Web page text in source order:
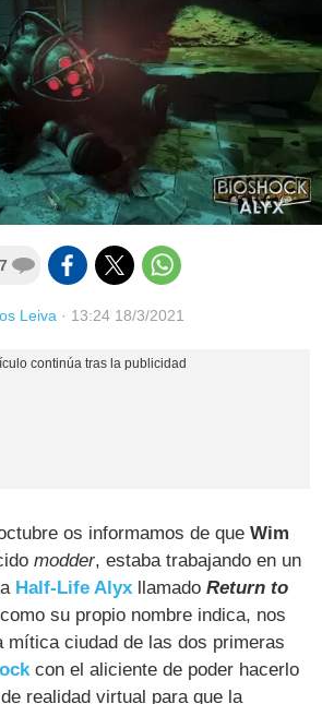
7
Leiva · 13:24 18/3/2021
os informamos de queWim
modder, estaba trabajando en un
Half-Life Alyx llamadoReturn to
su propio nombre indica, nos
mítica ciudad de las dos primeras
con el aliciente de poder hacerlo
realidad virtual para que la